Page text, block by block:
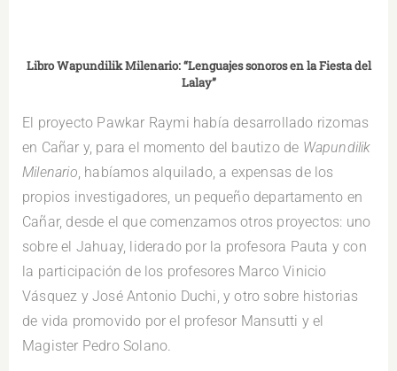
Libro Wapundilik Milenario: “Lenguajes sonoros en la Fiesta del
Lalay”
El proyecto Pawkar Raymi había desarrollado rizomas
en Cañar y, para el momento del bautizo de Wapundilik
Milenario, habíamos alquilado, a expensas de los
propios investigadores, un pequeño departamento en
Cañar, desde el que comenzamos otros proyectos: uno
sobre el Jahuay, liderado por la profesora Pauta y con
la participación de los profesores Marco Vinicio
Vásquez y José Antonio Duchi, y otro sobre historias
de vida promovido por el profesor Mansutti y el
Magister Pedro Solano.